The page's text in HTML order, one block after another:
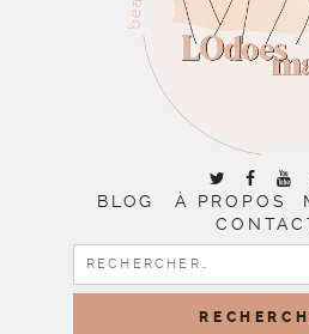
BLOG À PROPOS